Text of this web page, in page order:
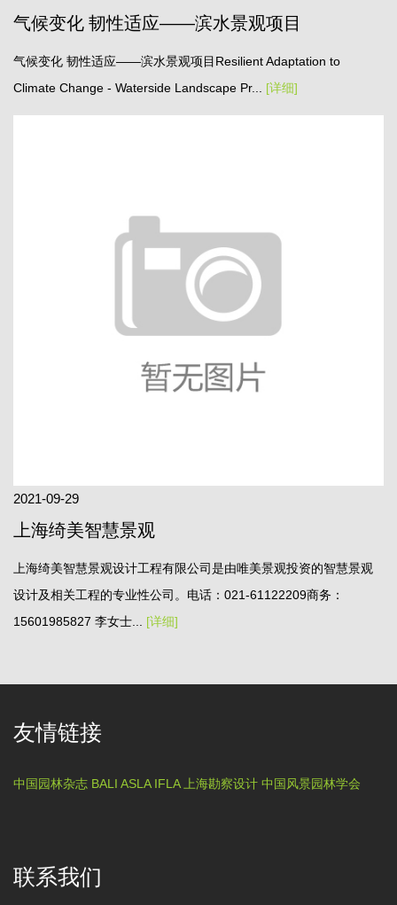
气候变化 韧性适应——滨水景观项目
气候变化 韧性适应——滨水景观项目Resilient Adaptation to
Climate Change - Waterside Landscape Pr...
[详细]
2021-09-29
上海绮美智慧景观
上海绮美智慧景观设计工程有限公司是由唯美景观投资的智慧景观
设计及相关工程的专业性公司。电话：021-61122209商务：
15601985827 李女士...
[详细]
友情链接
中国园林杂志 BALI ASLA IFLA 上海勘察设计 中国风景园林学会
联系我们